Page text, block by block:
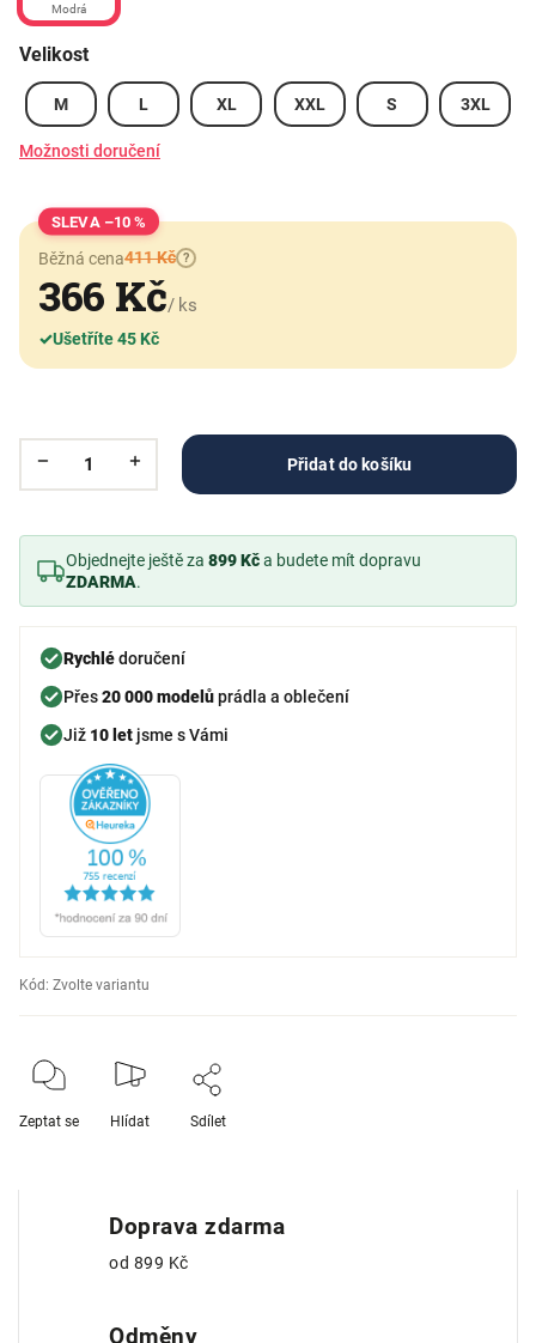
Modrá
Velikost
M L XL XXL S 3XL
Možnosti doručení
–10 %
Běžná cena411 Kč ?
366 Kč/ ks
✓Ušetříte 45 Kč
Přidat do košíku
Objednejte ještě za 899 Kča budete mít dopravu
ZDARMA.
Rychlédoručení
Přes20 000 modelůprádla a oblečení
Již 10 let jsme s Vámi
Kód: Zvolte variantu
Zeptat se Hlídat Sdílet
Doprava zdarma
od 899 Kč
Odměny